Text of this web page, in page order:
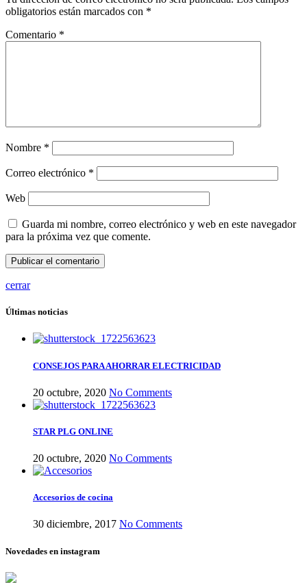
obligatorios están marcados con *
Comentario *
Nombre *
Correo electrónico *
Web
Guarda mi nombre, correo electrónico y web en este navegador
para la próxima vez que comente.
cerrar
Últimas noticias
CONSEJOS PARA AHORRAR ELECTRICIDAD
20 octubre, 2020 No Comments
STAR PLG ONLINE
20 octubre, 2020 No Comments
Accesorios de cocina
30 diciembre, 2017 No Comments
Novedades en instagram